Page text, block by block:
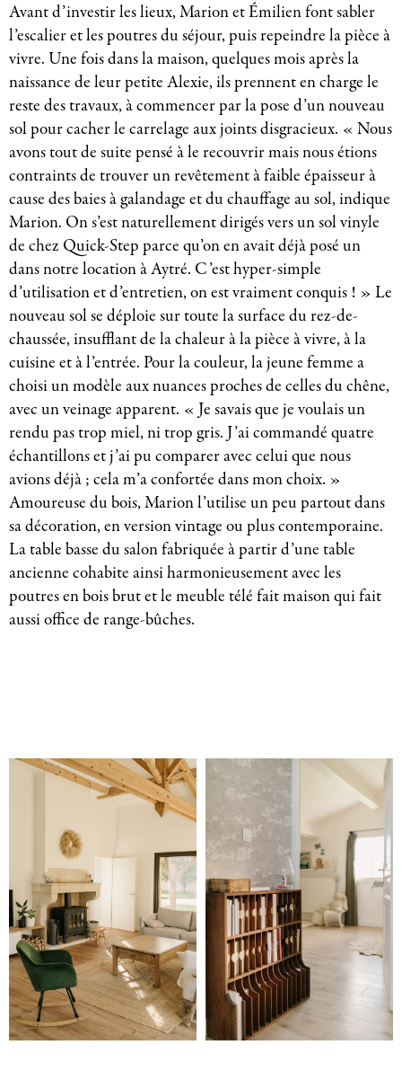
Avant d’investir les lieux, Marion et Émilien font sabler
l’escalier et les poutres du séjour, puis repeindre la pièce à
vivre. Une fois dans la maison, quelques mois après la
naissance de leur petite Alexie, ils prennent en charge le
reste des travaux, à commencer par la pose d’un nouveau
sol pour cacher le carrelage aux joints disgracieux. « Nous
avons tout de suite pensé à le recouvrir mais nous étions
contraints de trouver un revêtement à faible épaisseur à
cause des baies à galandage et du chauffage au sol, indique
Marion. On s’est naturellement dirigés vers un sol vinyle
de chez Quick-Step parce qu’on en avait déjà posé un
dans notre location à Aytré. C’est hyper-simple
d’utilisation et d’entretien, on est vraiment conquis ! » Le
nouveau sol se déploie sur toute la surface du rez-de-
chaussée, insufflant de la chaleur à la pièce à vivre, à la
cuisine et à l’entrée. Pour la couleur, la jeune femme a
choisi un modèle aux nuances proches de celles du chêne,
avec un veinage apparent. « Je savais que je voulais un
rendu pas trop miel, ni trop gris. J’ai commandé quatre
échantillons et j’ai pu comparer avec celui que nous
avions déjà ; cela m’a confortée dans mon choix. »
Amoureuse du bois, Marion l’utilise un peu partout dans
sa décoration, en version vintage ou plus contemporaine.
La table basse du salon fabriquée à partir d’une table
ancienne cohabite ainsi harmonieusement avec les
poutres en bois brut et le meuble télé fait maison qui fait
aussi office de range-bûches.